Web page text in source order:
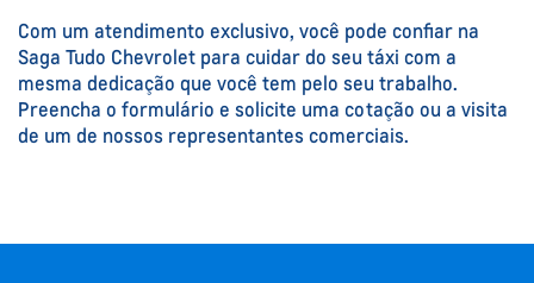
Com um atendimento exclusivo, você pode confiar na
Saga Tudo Chevrolet para cuidar do seu táxi com a
mesma dedicação que você tem pelo seu trabalho.
Preencha o formulário e solicite uma cotação ou a visita
de um de nossos representantes comerciais.